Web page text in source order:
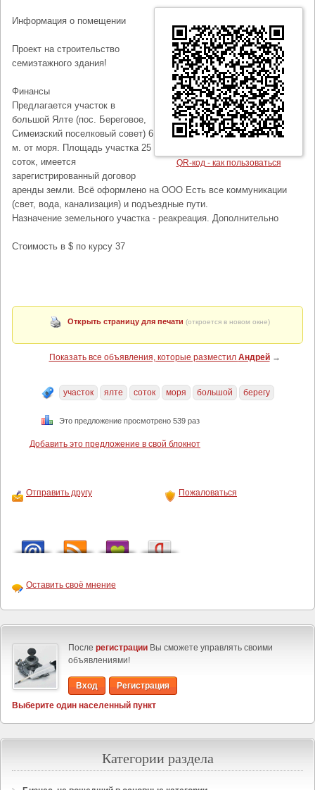
QR-код - как пользоваться
Информация о помещении
Проект на строительство
семиэтажного здания!
Финансы
Предлагается участок в
большой Ялте (пос. Береговое,
Симеизский поселковый совет) 6
м. от моря. Площадь участка 25
соток, имеется
зарегистрированный договор
аренды земли. Всё оформлено на ООО Есть все коммуникации
(свет, вода, канализация) и подъездные пути.
Назначение земельного участка - реакреация. Дополнительно
Стоимость в $ по курсу 37
Открыть страницу для печати (откроется в новом окне)
Показать все объявления, которые разместил Андрей→
участок ялте соток моря большой берегу
Это предложение просмотрено 539 раз
Добавить это предложение в свой блокнот
Отправить другу Пожаловаться
Оставить своё мнение
После регистрации Вы сможете управлять своими
объявлениями!
Вход
Регистрация
Выберите один населенный пункт
Категории раздела